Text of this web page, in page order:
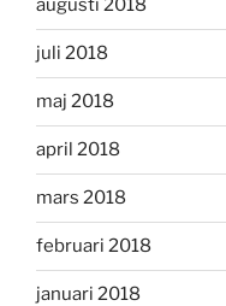
augusti 2018
juli 2018
maj 2018
april 2018
mars 2018
februari 2018
januari 2018